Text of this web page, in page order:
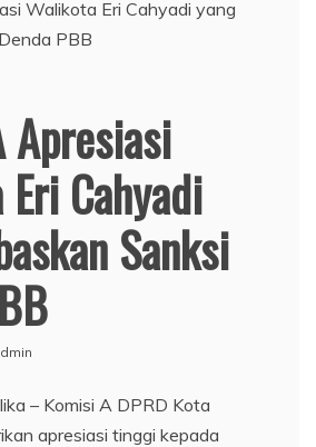
Apresiasi
Cahyadi
Sanksi
– Komisi A DPRD Kota
apresiasi tinggi kepada